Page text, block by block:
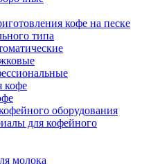
кофе на песке
типа
кофе
оборудования
для кофейного
молока